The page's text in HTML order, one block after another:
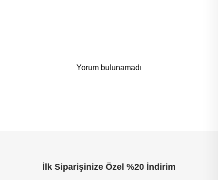
Yorum bulunamadı
İlk Siparişinize Özel %20 İndirim